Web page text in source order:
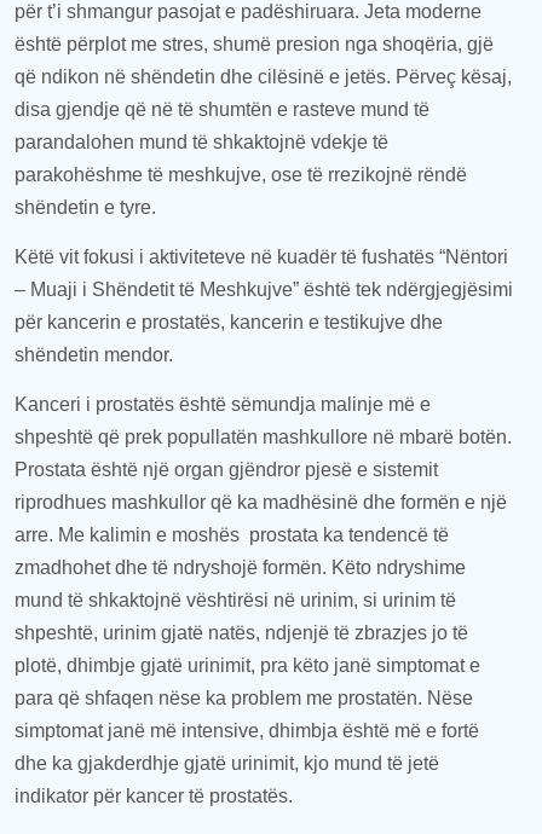
për t’i shmangur pasojat e padëshiruara. Jeta moderne
është përplotme stres, shumë presion nga shoqëria, gjë
që ndikon në shëndetin dhe cilësinë e jetës. Përveç kësaj,
disa gjendje që në të shumtën e rasteve mund të
parandalohen mund të shkaktojnë vdekje të
parakohëshme të meshkujve, ose të rrezikojnë rëndë
shëndetin e tyre.
Këtë vit fokusi i aktiviteteve në kuadër të fushatës “Nëntori
– Muaji i Shëndetit të Meshkujve” është tek ndërgjegjësimi
për kancerin e prostatës, kancerin e testikujve dhe
shëndetin mendor.
Kanceri i prostatës është sëmundja malinje më e
shpeshtë që prek popullatën mashkullore në mbarë botën.
Prostata është një organ gjëndror pjesë e sistemit
riprodhues mashkullor që ka madhësinë dhe formën e një
arre. Me kalimin e moshës prostata ka tendencë të
zmadhohet dhe të ndryshojë formën. Këto ndryshime
mund të shkaktojnë vështirësi në urinim, si urinim të
shpeshtë, urinim gjatë natës, ndjenjë të zbrazjes jo të
plotë, dhimbje gjatë urinimit, pra këto janë simptomat e
para që shfaqen nëse ka problem me prostatën. Nëse
simptomat janë më intensive, dhimbja është më e fortë
dhe ka gjakderdhje gjatë urinimit, kjo mund të jetë
indikator për kancer të prostatës.